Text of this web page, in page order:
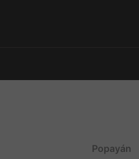
Popayán